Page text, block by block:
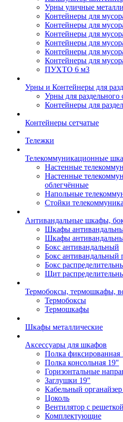
Урны уличные
Контейнеры для
Контейнеры для
Контейнеры для
Контейнеры для
Контейнеры для
Контейнеры для
ПУХТО 6 м3
Урны и Контейнеры для
Урны для раздельного
Контейнеры для
Контейнеры сетчатые
Тележки
Телекоммуникационные
Настенные
Настенные
облегчённые
Напольные
Стойки
Антивандальные шкафы,
Шкафы
Шкафы
Бокс антивандальный
Бокс антивандальный
Бокс
Щит
Термобоксы, термошкафы,
Термобоксы
Термошкафы
Шкафы металлические
Аксессуары для шкафов
Полка
Полка консольная 19"
Горизонтальные
Заглушки 19"
Кабельный
Цоколь
Вентилятор с решеткой
Комплектующие